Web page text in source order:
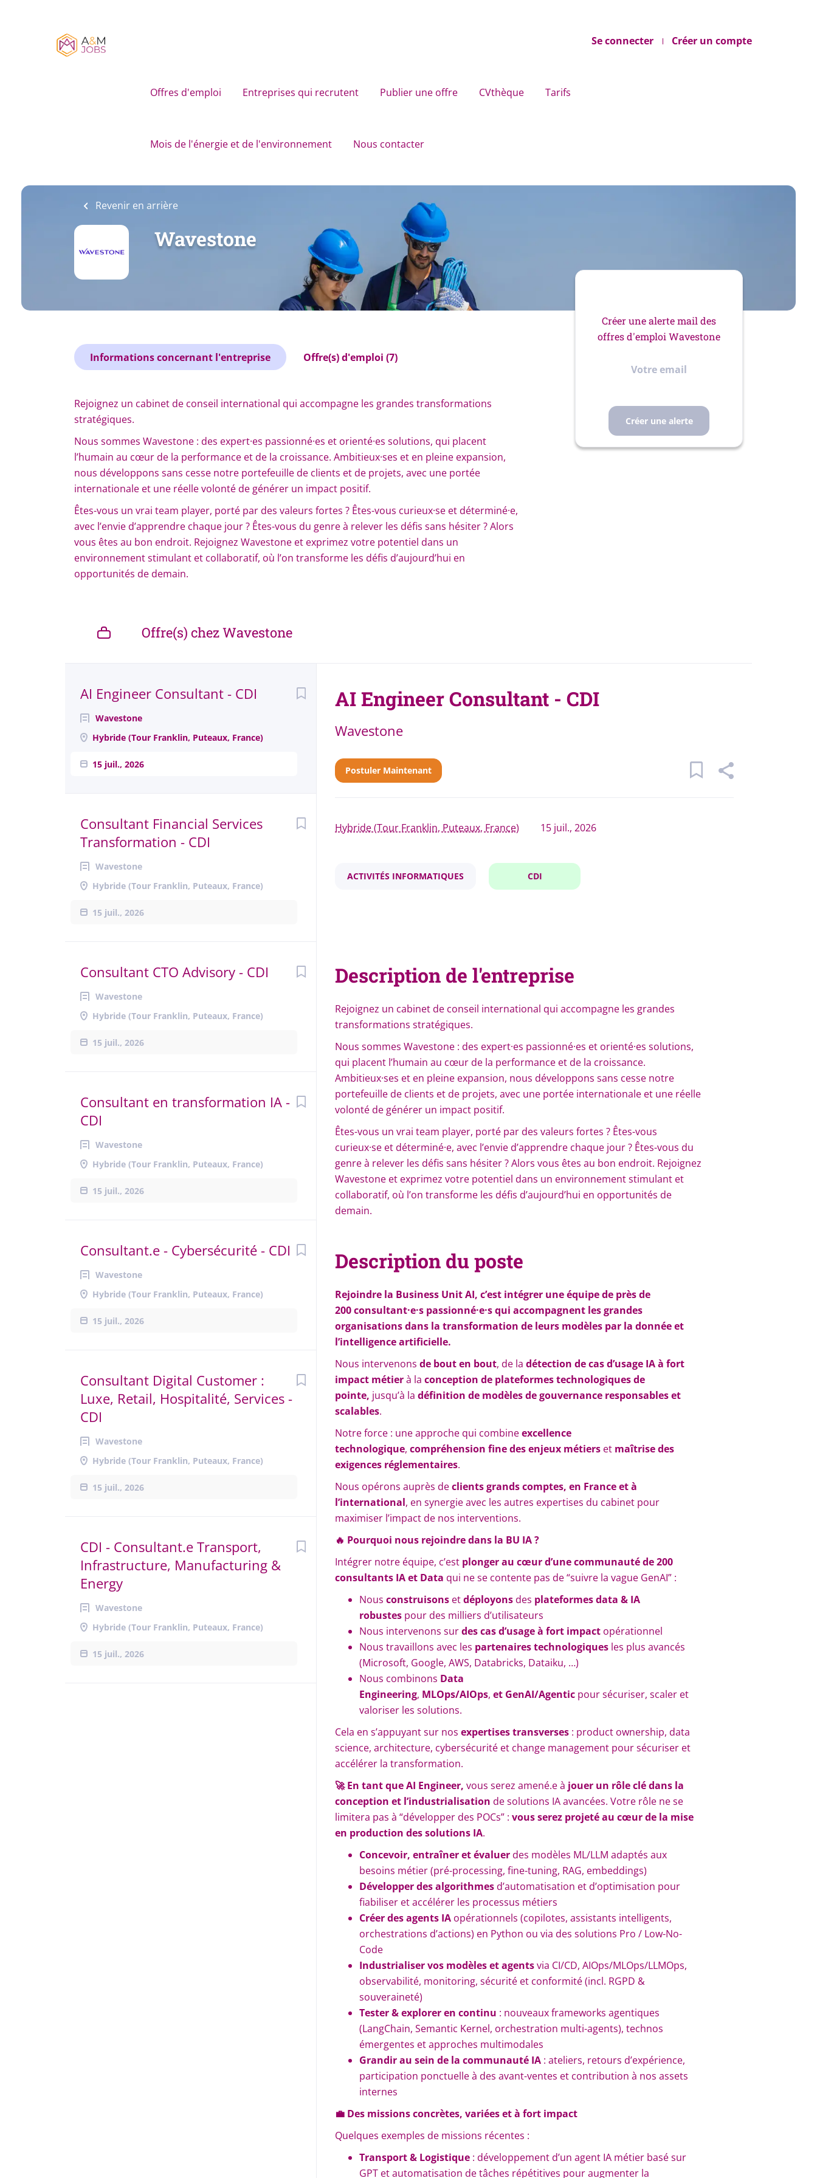
Se connecter Créer un compte
Offres d'emploi Entreprises qui recrutent Publier une offre CVthèque Tarifs
Mois de l'énergie et de l'environnement Nous contacter
Revenir en arrière
Wavestone
Informations concernant l'entreprise Offre(s) d'emploi (7)
Rejoignez un cabinet de conseil international qui accompagne les grandes transformations
stratégiques.
Nous sommes Wavestone : des expert·es passionné·es et orienté·es solutions, qui placent
l’humain au cœur de la performance et de la croissance. Ambitieux·ses et en pleine expansion,
nous développons sans cesse notre portefeuille de clients et de projets, avec une portée
internationale et une réelle volonté de générer un impact positif.
Êtes-vous un vrai team player, porté par des valeurs fortes ? Êtes-vous curieux·se et déterminé·e,
avec l’envie d’apprendre chaque jour ? Êtes-vous du genre à relever les défis sans hésiter ? Alors
vous êtes au bon endroit. Rejoignez Wavestone et exprimez votre potentiel dans un
environnement stimulant et collaboratif, où l’on transforme les défis d’aujourd’hui en
opportunités de demain.
Créer une alerte mail des
offres d'emploi Wavestone
Offre(s) chez Wavestone
AI Engineer Consultant - CDI
Wavestone
Hybride (Tour Franklin, Puteaux, France)
15 juil., 2026
Next
Consultant Financial Services
Transformation - CDI
Wavestone
Hybride (Tour Franklin, Puteaux, France)
15 juil., 2026
Consultant CTO Advisory - CDI
Wavestone
Hybride (Tour Franklin, Puteaux, France)
15 juil., 2026
Consultant en transformation IA -
CDI
Wavestone
Hybride (Tour Franklin, Puteaux, France)
15 juil., 2026
Consultant.e - Cybersécurité - CDI
Wavestone
Hybride (Tour Franklin, Puteaux, France)
15 juil., 2026
Consultant Digital Customer :
Luxe, Retail, Hospitalité, Services -
CDI
Wavestone
Hybride (Tour Franklin, Puteaux, France)
15 juil., 2026
CDI - Consultant.e Transport,
Infrastructure, Manufacturing &
Energy
Wavestone
Hybride (Tour Franklin, Puteaux, France)
15 juil., 2026
to
job
AI Engineer Consultant - CDI
Wavestone
Postuler Maintenant
Hybride (Tour Franklin, Puteaux, France) 15 juil., 2026
ACTIVITÉS INFORMATIQUES CDI
Description de l'entreprise
Rejoignez un cabinet de conseil international qui accompagne les grandes
transformations stratégiques.
Nous sommes Wavestone : des expert·es passionné·es et orienté·es solutions,
qui placent l’humain au cœur de la performance et de la croissance.
Ambitieux·ses et en pleine expansion, nous développons sans cesse notre
portefeuille de clients et de projets, avec une portée internationale et une réelle
volonté de générer un impact positif.
Êtes-vous un vrai team player, porté par des valeurs fortes ? Êtes-vous
curieux·se et déterminé·e, avec l’envie d’apprendre chaque jour ? Êtes-vous du
genre à relever les défis sans hésiter ? Alors vous êtes au bon endroit. Rejoignez
Wavestone et exprimez votre potentiel dans un environnement stimulant et
collaboratif, où l’on transforme les défis d’aujourd’hui en opportunités de
demain.
Description du poste
Rejoindre la Business Unit AI, c’est intégrer une équipe de près de
200 consultant·e·s passionné·e·s qui accompagnent les grandes
organisations dans la transformation de leurs modèles par la donnée et
l’intelligence artificielle.
Nous intervenons de bout en bout, de la détection de cas d’usage IA à fort
impact métierà la conception de plateformes technologiques de
pointe, jusqu’à la définition de modèles de gouvernance responsables et
scalables.
Notre force : une approche qui combineexcellence
technologique, compréhension fine des enjeux métiers et maîtrise des
exigences réglementaires.
Nous opérons auprès declients grands comptes, en France et à
l’international, en synergie avec les autres expertises du cabinet pour
maximiser l’impact de nos interventions.
🔥 Pourquoi nous rejoindre dans la BU IA ?
Intégrer notre équipe, c’est plonger au cœur d’une communauté de 200
consultants IA et Data qui ne se contente pas de “suivre la vague GenAI” :
Nous construisons etdéployonsdes plateformes data & IA
robustes pour des milliers d’utilisateurs
Nous intervenons surdes cas d’usage à fort impact opérationnel
Nous travaillons avec les partenaires technologiques les plus avancés
(Microsoft, Google, AWS, Databricks, Dataiku, …)
Nous combinons Data
Engineering, MLOps/AIOps, et GenAI/Agentic pour sécuriser, scaler et
valoriser les solutions.
Cela en s’appuyant sur nos expertises transverses : product ownership, data
science, architecture, cybersécurité et change management pour sécuriser et
accélérer la transformation.
🚀 En tant que AI Engineer, vous serez amené.e à jouer un rôle clé dans la
conception et l’industrialisation de solutions IA avancées. Votre rôle ne se
limitera pas à “développer des POCs” : vous serez projeté au cœur de la mise
en production des solutions IA.
Concevoir, entraîner et évaluerdes modèles ML/LLM adaptés aux
besoins métier (pré-processing, fine-tuning, RAG, embeddings)
Développer des algorithmesd’automatisation et d’optimisation pour
fiabiliser et accélérer les processus métiers
Créer des agents IA opérationnels (copilotes, assistants intelligents,
orchestrations d’actions) en Python ou via des solutions Pro / Low-No-
Code
Industrialiser vos modèles et agentsvia CI/CD, AIOps/MLOps/LLMOps,
observabilité, monitoring, sécurité et conformité (incl. RGPD &
souveraineté)
Tester & explorer en continu : nouveaux frameworks agentiques
(LangChain, Semantic Kernel, orchestration multi-agents), technos
émergentes et approches multimodales
Grandir au sein de la communauté IA : ateliers, retours d’expérience,
participation ponctuelle à des avant-ventes et contribution à nos assets
internes
💼 Des missions concrètes, variées et à fort impact
Quelques exemples de missions récentes :
Transport & Logistique : développement d’un agent IA métier basé sur
GPT et automatisation de tâches répétitives pour augmenter la